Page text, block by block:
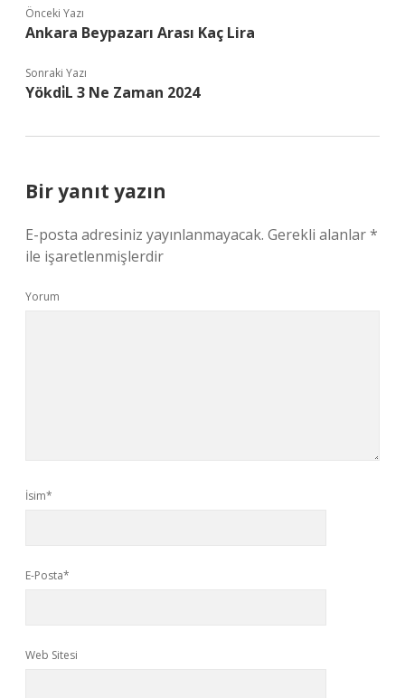
Önceki Yazı
Ankara Beypazarı Arası Kaç Lira
Sonraki Yazı
Yökdi̇L 3 Ne Zaman 2024
Bir yanıt yazın
E-posta adresiniz yayınlanmayacak. Gerekli alanlar*
ile işaretlenmişlerdir
Yorum
İsim*
E-Posta*
Web Sitesi